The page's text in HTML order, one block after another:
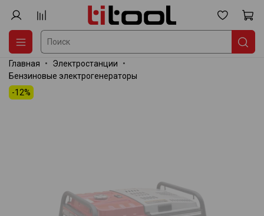
Главная
Электростанции
Бензиновые электрогенераторы
-12%